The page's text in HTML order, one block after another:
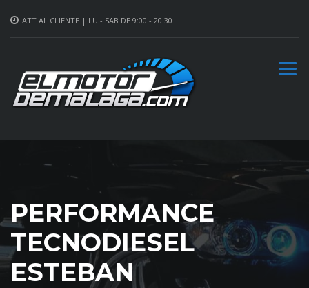
ATT AL CLIENTE | LU - SAB DE 9:00 - 20:30
PERFORMANCE
TECNODIESEL
ESTEBAN